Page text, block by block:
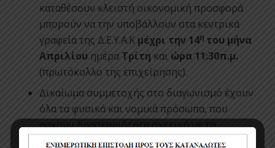
καταθέσουν κλειστή οικονομική προσφορά
μπορούν να την υποβάλλουν στα κεντρικά
γραφεία της Δ.Ε.Υ.Α.Κ μέχρι την 14η του μήνα
Απριλίου ημέρα Τρίτη και ώρα 11:30π.μ.
(πρωτόκολλο της επιχείρησης).
Δικαίωμα συμμετοχής στο διαγωνισμό έχουν
όλα τα φυσικά και νομικά πρόσωπα, που
ασκούν δραστηριότητα σχετική με το
αντικείμενο του πρόχειρου διαγωνισμού.